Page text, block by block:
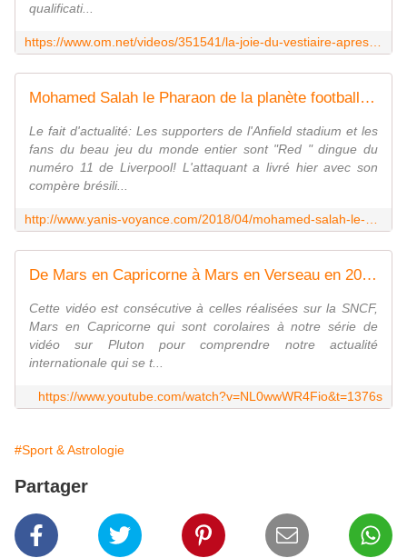
qualificati...
Mohamed Salah le Pharaon de la planète football ! - Yanis Azzaro Voyance Astrologue
Le fait d'actualité: Les supporters de l'Anfield stadium et les
fans du beau jeu du monde entier sont "Red " dingue du
numéro 11 de Liverpool! L'attaquant a livré hier avec son
compère brésili...
De Mars en Capricorne à Mars en Verseau en 2018 Part1
Cette vidéo est consécutive à celles réalisées sur la SNCF,
Mars en Capricorne qui sont corolaires à notre série de
vidéo sur Pluton pour comprendre notre actualité
internationale qui se t...
https://www.youtube.com/watch?v=NL0wwWR4Fio&t=1376s
#Sport & Astrologie
Partager